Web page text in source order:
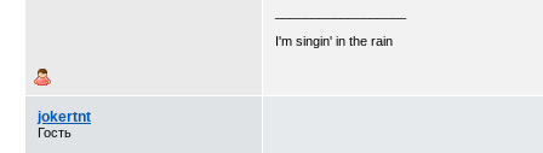
I'm singin' in the rain
jokertnt
Гость